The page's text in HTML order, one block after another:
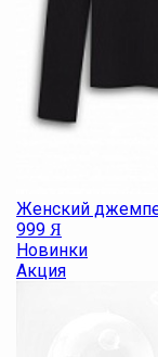
Женский
999 Я
Новинки
Акция